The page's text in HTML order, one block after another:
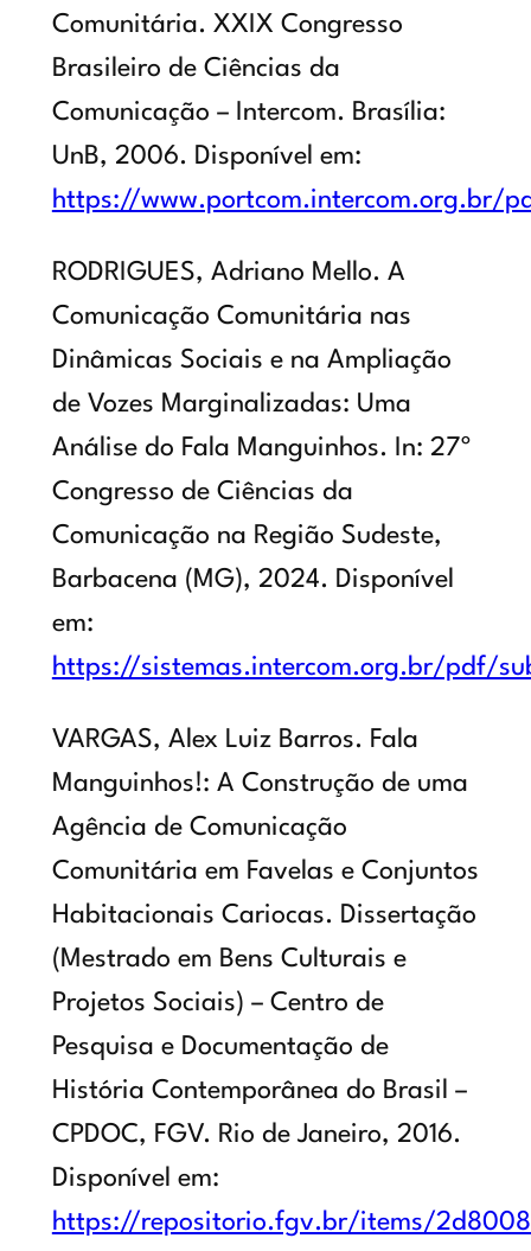
Comunitária. XXIX Congresso
Brasileiro de Ciências da
Comunicação – Intercom. Brasília:
UnB, 2006. Disponível em:
https://www.portcom.intercom.org.br/
RODRIGUES, Adriano Mello. A
Comunicação Comunitária nas
Dinâmicas Sociais e na Ampliação
de Vozes Marginalizadas: Uma
Análise do Fala Manguinhos. In: 27º
Congresso de Ciências da
Comunicação na Região Sudeste,
Barbacena (MG), 2024. Disponível
em:
https://sistemas.intercom.org.br/pdf/
VARGAS, Alex Luiz Barros. Fala
Manguinhos!: A Construção de uma
Agência de Comunicação
Comunitária em Favelas e Conjuntos
Habitacionais Cariocas. Dissertação
(Mestrado em Bens Culturais e
Projetos Sociais) – Centro de
Pesquisa e Documentação de
História Contemporânea do Brasil –
CPDOC, FGV. Rio de Janeiro, 2016.
Disponível em:
https://repositorio.fgv.br/items/